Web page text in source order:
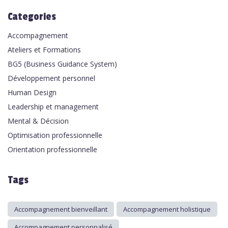
Categories
Accompagnement
Ateliers et Formations
BG5 (Business Guidance System)
Développement personnel
Human Design
Leadership et management
Mental & Décision
Optimisation professionnelle
Orientation professionnelle
Tags
Accompagnement bienveillant
Accompagnement holistique